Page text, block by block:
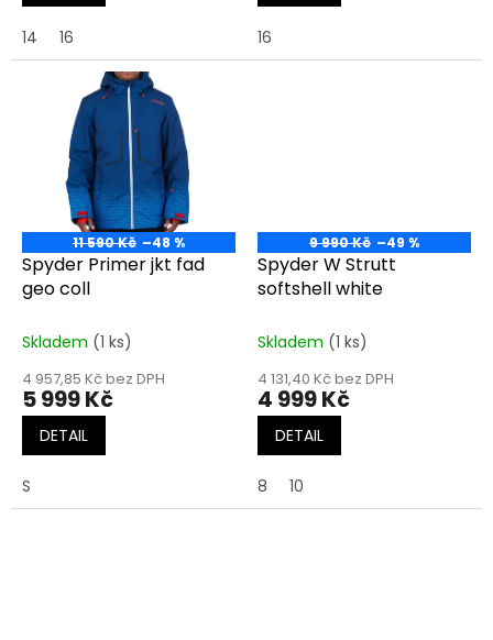
14 16 16
11 590 Kč –48 %
Spyder Primer jkt fad
geo coll
Skladem (1 ks)
4 957,85 Kč bez DPH
5 999 Kč
DETAIL
S
9 990 Kč –49 %
Spyder W Strutt
softshell white
Skladem (1 ks)
4 131,40 Kč bez DPH
4 999 Kč
DETAIL
8 10